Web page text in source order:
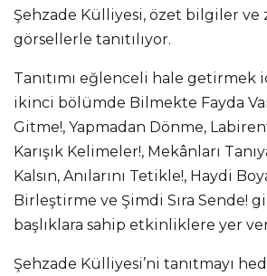
Şehzade Külliyesi, özet bilgiler ve
görsellerle tanıtılıyor.
Tanıtımı eğlenceli hale getirmek
ikinci bölümde Bilmekte Fayda
Gitme!, Yapmadan Dönme,
Karışık Kelimeler!, Mekânları
Kalsın, Anılarını Tetikle!, Haydi
Birleştirme ve Şimdi Sıra Sende!
başlıklara sahip etkinliklere yer
Şehzade Külliyesi’ni tanıtmayı